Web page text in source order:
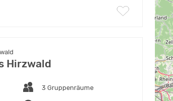
Hirzwald
3 Gruppenräume